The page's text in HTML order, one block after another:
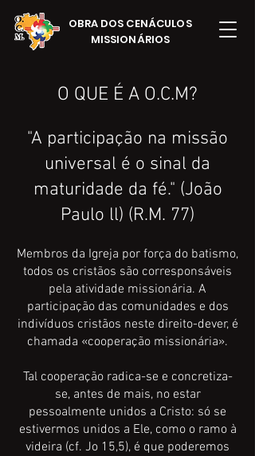
OBRA DOS CENÁCULOS
MISSIONÁRIOS
O QUE É A O.C.M?
"A participação na missão
universal é o sinal da
maturidade da fé." (João
Paulo ll) (R.M. 77)
Membros da Igreja por força do batismo,
todos os cristãos são corresponsáveis
pela atividade missionária. A
participação das comunidades e dos
indivíduos cristãos neste direito-dever, é
chamada «cooperação missionária».
Tal cooperação radica-se e concretiza-
se, antes de mais, no estar
pessoalmente unidos a Cristo: só se
estivermos unidos a Ele, como o ramo à
videira (cf. Jo 15,5), é que poderemos